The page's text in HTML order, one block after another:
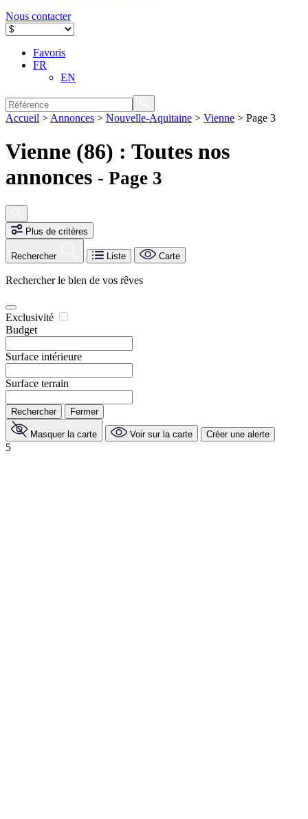
Nous contacter
Favoris
FR
EN
Accueil > Annonces > Nouvelle-Aquitaine > Vienne > Page 3
Vienne (86) : Toutes nos
annonces - Page 3
Plus de critères
Rechercher Liste Carte
Rechercher le bien de vos rêves
Exclusivité
Budget
Surface intérieure
Surface terrain
Rechercher Fermer
Masquer la carte Voir sur la carte Créer une alerte
5